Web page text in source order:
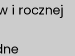
i rocznej